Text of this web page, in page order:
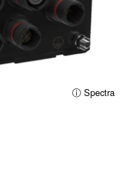
ⓘ Spectra